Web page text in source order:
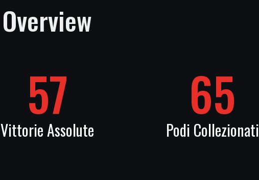
Overview
57
Vittorie Assolute
65
Podi Collezionati